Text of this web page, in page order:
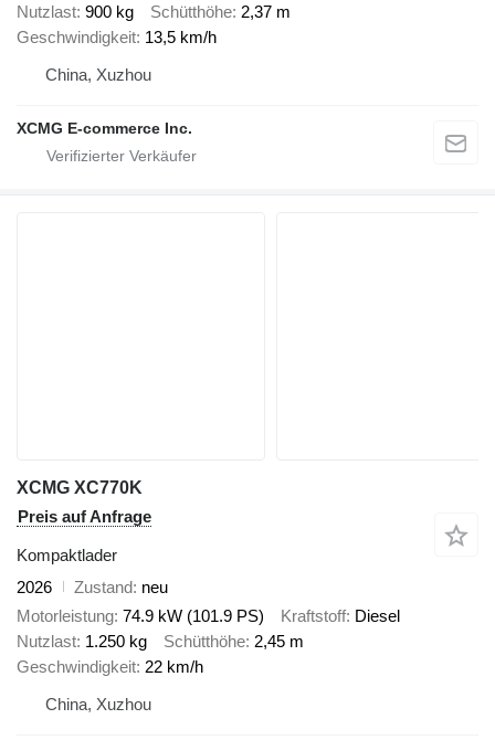
Nutzlast 900 kg Schütthöhe 2,37 m
Geschwindigkeit 13,5 km/h
China, Xuzhou
XCMG E-commerce Inc.
XCMG XC770K
Preis auf Anfrage
Kompaktlader
2026
Zustand neu
Motorleistung 74.9 kW (101.9 PS) Kraftstoff Diesel
Nutzlast 1.250 kg Schütthöhe 2,45 m
Geschwindigkeit 22 km/h
China, Xuzhou